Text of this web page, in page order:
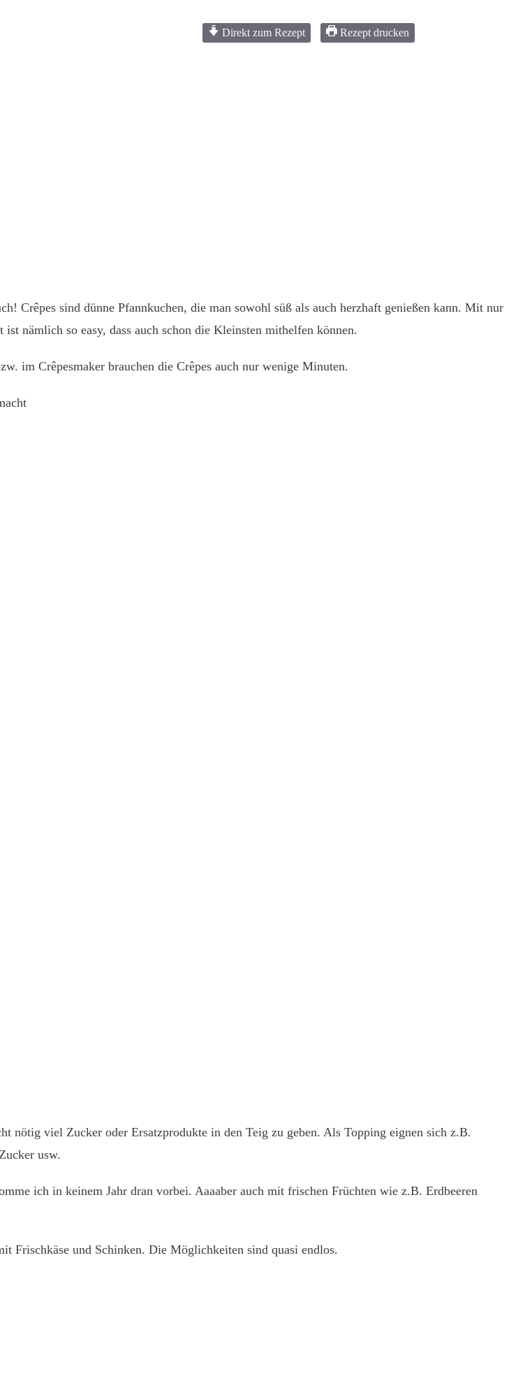
Direkt zum Rezept Rezept drucken
Crêpes sind dünne Pfannkuchen, die man sowohl süß als auch herzhaft genießen kann. Mit nur
nämlich so easy, dass auch schon die Kleinsten mithelfen können.
im Crêpesmaker brauchen die Crêpes auch nur wenige Minuten.
nötig viel Zucker oder Ersatzprodukte in den Teig zu geben. Als Topping eignen sich z.B.
usw.
ich in keinem Jahr dran vorbei. Aaaaber auch mit frischen Früchten wie z.B. Erdbeeren
Frischkäse und Schinken. Die Möglichkeiten sind quasi endlos.